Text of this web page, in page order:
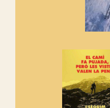
Els
Manifest a
adhereix-te al
Rebem un
Amics de
Els